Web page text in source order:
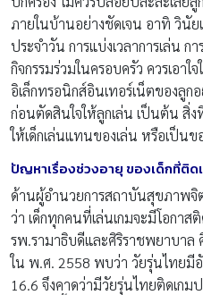
ภายในบ้านอย่างชัดเจน อาทิ วินั
ประจำวัน การแบ่งเวลาการเล่น ก
กิจกรรมร่วมในครอบครัว ควรเอาใ
อิเล็กทรอนิกส์อินเทอร์เน็ตของลูก
ก่อนตัดสินใจให้ลูกเล่น เป็นต้น สิ่ง
ให้เด็กเล่นแทนของเล่น หรือเป็นข
ปัญหาเรื่องช่วงอายุ ของเด็กที่ติด
ด้านผู้อำนวยการสถาบันสุขภาพจิ
ว่า เด็กทุกคนที่เล่นเกมจะมีโอกาส
รพ.รามาธิบดีและศิริราชพยาบาล
ใน พ.ศ. 2558 พบว่า วัยรุ่นไทยมี
16.6 จึงคาดว่ามีวัยรุ่นไทยติดเก